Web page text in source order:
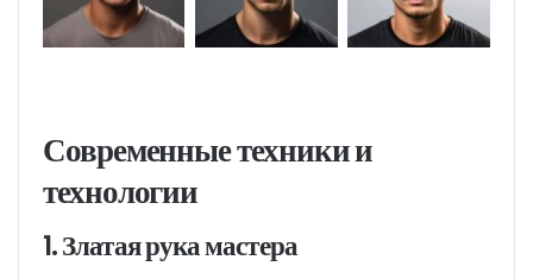
Современные техники и
технологии
1. Златая рука мастера